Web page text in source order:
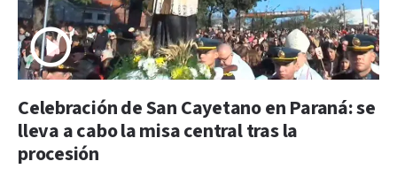
Celebración de San Cayetano en Paraná: se
lleva a cabo la misa central tras la
procesión